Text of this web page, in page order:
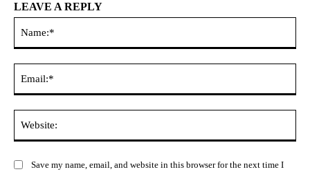
LEAVE A REPLY
Save my name, email, and website in this browser for the next time I